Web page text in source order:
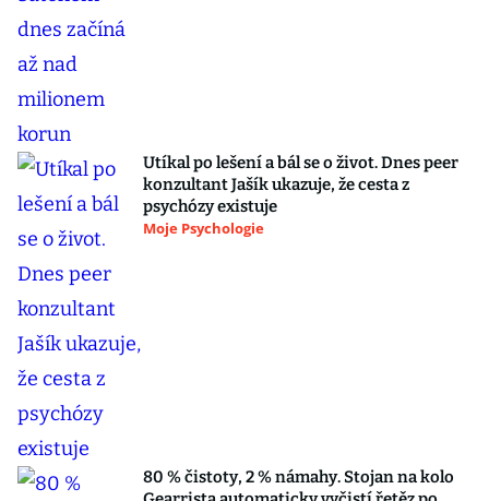
Utíkal po lešení a bál se o život. Dnes peer
konzultant Jašík ukazuje, že cesta z
psychózy existuje
Moje Psychologie
80 % čistoty, 2 % námahy. Stojan na kolo